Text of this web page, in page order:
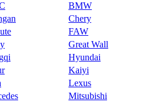
BMW
Chery
FAW
Great Wall
Hyundai
Kaiyi
Lexus
Mitsubishi